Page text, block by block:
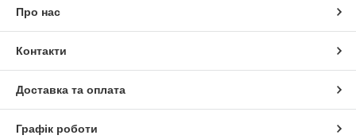
Про нас
Контакти
Доставка та оплата
Графік роботи